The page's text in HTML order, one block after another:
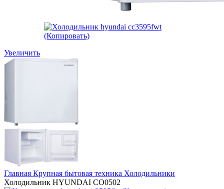
Увеличить
Главная Крупная бытовая техника Холодильники
Холодильник HYUNDAI CO0502